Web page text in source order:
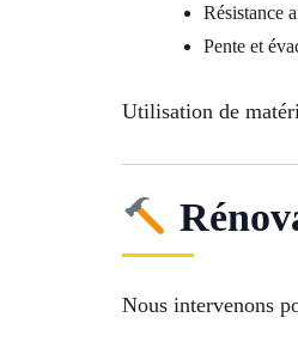
Résistance
Pente et
Utilisation de
Nous intervenons